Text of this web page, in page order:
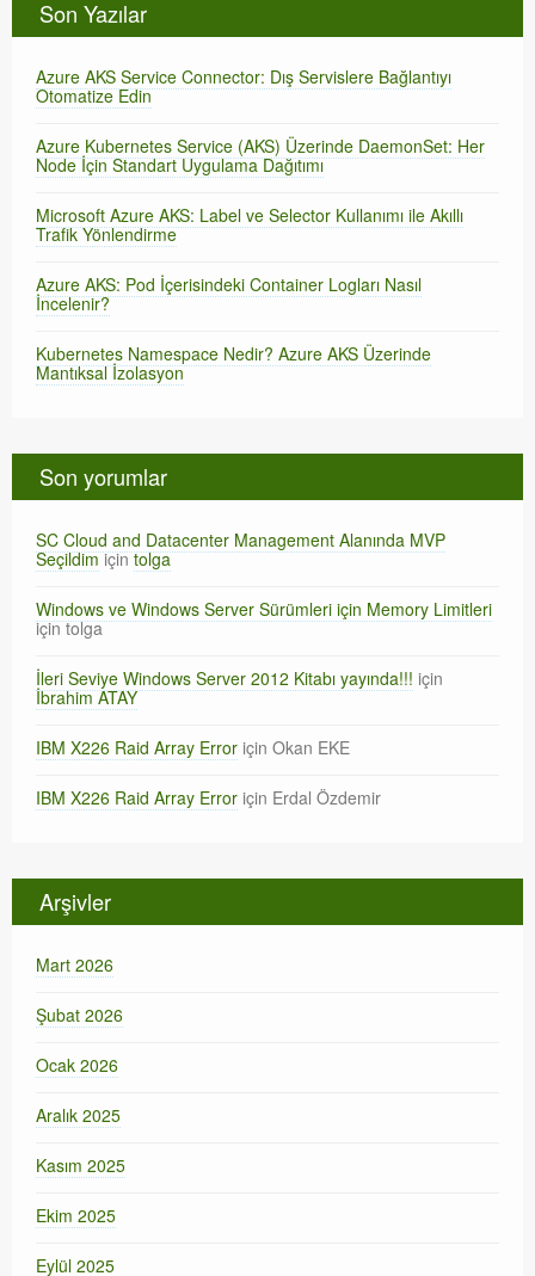
Son Yazılar
Azure AKS Service Connector: Dış Servislere Bağlantıyı
Otomatize Edin
Azure Kubernetes Service (AKS) Üzerinde DaemonSet: Her
Node İçin Standart Uygulama Dağıtımı
Microsoft Azure AKS: Label ve Selector Kullanımı ile Akıllı
Trafik Yönlendirme
Azure AKS: Pod İçerisindeki Container Logları Nasıl
İncelenir?
Kubernetes Namespace Nedir? Azure AKS Üzerinde
Mantıksal İzolasyon
Son yorumlar
SC Cloud and Datacenter Management Alanında MVP
Seçildimiçintolga
Windows ve Windows Server Sürümleri için Memory Limitleri
içintolga
İleri Seviye Windows Server 2012 Kitabı yayında!!! için
İbrahim ATAY
IBM X226 Raid Array Error için Okan EKE
IBM X226 Raid Array Error için Erdal Özdemir
Arşivler
Mart 2026
Şubat 2026
Ocak 2026
Aralık 2025
Kasım 2025
Ekim 2025
Eylül 2025